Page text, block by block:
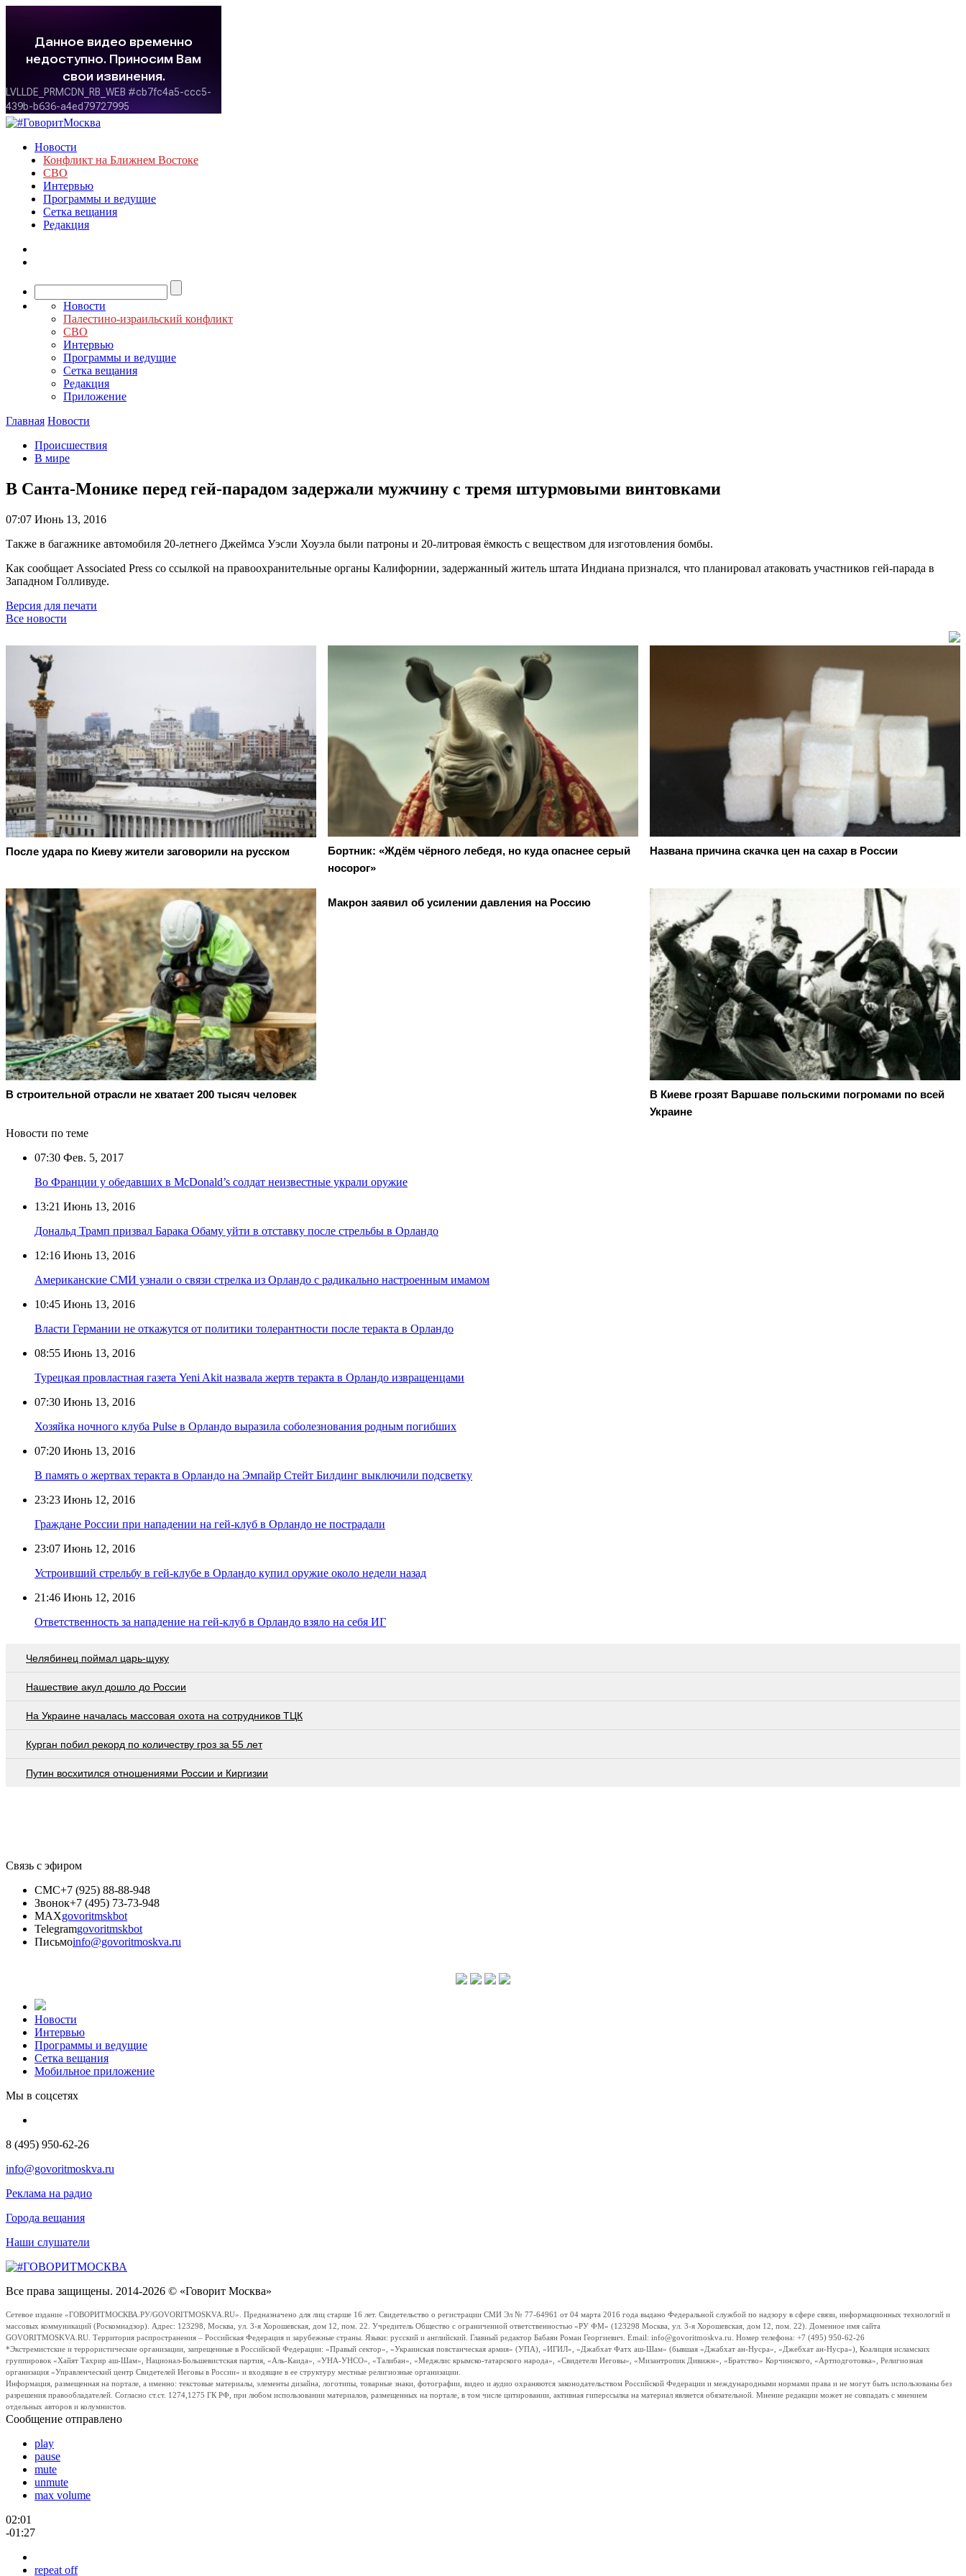
Новости
Конфликт на Ближнем Востоке
СВО
Интервью
Программы и ведущие
Сетка вещания
Редакция
Новости
Палестино-израильский конфликт
СВО
Интервью
Программы и ведущие
Сетка вещания
Редакция
Приложение
Главная Новости
Происшествия
В мире
В Санта-Монике перед гей-парадом задержали мужчину с тремя штурмовыми винтовками
07:07 Июнь 13, 2016
Также в багажнике автомобиля 20-летнего Джеймса Уэсли Хоуэла были патроны и 20-литровая ёмкость с веществом для изготовления бомбы.
Как сообщает Associated Press со ссылкой на правоохранительные органы Калифорнии, задержанный житель штата Индиана признался, что планировал атаковать участников гей-парада в
Западном Голливуде.
Версия для печати
Все новости
После удара по Киеву жители заговорили на русском
Бортник: «Ждём чёрного лебедя, но куда опаснее серый
носорог»
Названа причина скачка цен на сахар в России
В строительной отрасли не хватает 200 тысяч человек
Макрон заявил об усилении давления на Россию
В Киеве грозят Варшаве польскими погромами по всей
Украине
Новости по теме
07:30 Фев. 5, 2017
Во Франции у обедавших в McDonald’s солдат неизвестные украли оружие
13:21 Июнь 13, 2016
Дональд Трамп призвал Барака Обаму уйти в отставку после стрельбы в Орландо
12:16 Июнь 13, 2016
Американские СМИ узнали о связи стрелка из Орландо с радикально настроенным имамом
10:45 Июнь 13, 2016
Власти Германии не откажутся от политики толерантности после теракта в Орландо
08:55 Июнь 13, 2016
Турецкая провластная газета Yeni Akit назвала жертв теракта в Орландо извращенцами
07:30 Июнь 13, 2016
Хозяйка ночного клуба Pulse в Орландо выразила соболезнования родным погибших
07:20 Июнь 13, 2016
В память о жертвах теракта в Орландо на Эмпайр Стейт Билдинг выключили подсветку
23:23 Июнь 12, 2016
Граждане России при нападении на гей-клуб в Орландо не пострадали
23:07 Июнь 12, 2016
Устроивший стрельбу в гей-клубе в Орландо купил оружие около недели назад
21:46 Июнь 12, 2016
Ответственность за нападение на гей-клуб в Орландо взяло на себя ИГ
Челябинец поймал царь-щуку
Нашествие акул дошло до России
На Украине началась массовая охота на сотрудников ТЦК
Курган побил рекорд по количеству гроз за 55 лет
Путин восхитился отношениями России и Киргизии
Связь с эфиром
СМС+7 (925) 88-88-948
Звонок+7 (495) 73-73-948
MAXgovoritmskbot
Telegramgovoritmskbot
Письмоinfo@govoritmoskva.ru
Новости
Интервью
Программы и ведущие
Сетка вещания
Мобильное приложение
Мы в соцсетях
8 (495) 950-62-26
info@govoritmoskva.ru
Реклама на радио
Города вещания
Наши слушатели
Все права защищены. 2014-2026 © «Говорит Москва»
Сетевое издание «ГОВОРИТМОСКВА.РУ/GOVORITMOSKVA.RU». Предназначено для лиц старше 16 лет. Свидетельство о регистрации СМИ Эл № 77-64961 от 04 марта 2016 года выдано Федеральной службой по надзору в сфере связи, информационных технологий и
массовых коммуникаций (Роскомнадзор). Адрес: 123298, Москва, ул. 3-я Хорошевская, дом 12, пом. 22. Учредитель Общество с ограниченной ответственностью «РУ ФМ» (123298 Москва, ул. 3-я Хорошевская, дом 12, пом. 22). Доменное имя сайта
GOVORITMOSKVA.RU. Территория распространения – Российская Федерация и зарубежные страны. Языки: русский и английский. Главный редактор Бабаян Роман Георгиевич. Email: info@govoritmoskva.ru. Номер телефона: +7 (495) 950-62-26
*Экстремистские и террористические организации, запрещенные в Российской Федерации: «Правый сектор», «Украинская повстанческая армия» (УПА), «ИГИЛ», «Джабхат Фатх аш-Шам» (бывшая «Джабхат ан-Нусра», «Джебхат ан-Нусра»), Коалиция исламских
группировок «Хайят Тахрир аш-Шам», Национал-Большевистская партия, «Аль-Каида», «УНА-УНСО», «Талибан», «Меджлис крымско-татарского народа», «Свидетели Иеговы», «Мизантропик Дивижн», «Братство» Корчинского, «Артподготовка», Религиозная
организация «Управленческий центр Свидетелей Иеговы в России» и входящие в ее структуру местные религиозные организации.
Информация, размещенная на портале, а именно: текстовые материалы, элементы дизайна, логотипы, товарные знаки, фотографии, видео и аудио охраняются законодательством Российской Федерации и международными нормами права и не могут быть использованы без
разрешения правообладателей. Согласно ст.ст. 1274,1275 ГК РФ, при любом использовании материалов, размещенных на портале, в том числе цитировании, активная гиперссылка на материал является обязательной. Мнение редакции может не совпадать с мнением
отдельных авторов и колумнистов.
Сообщение отправлено
play
pause
mute
unmute
max volume
02:01
-01:27
repeat off